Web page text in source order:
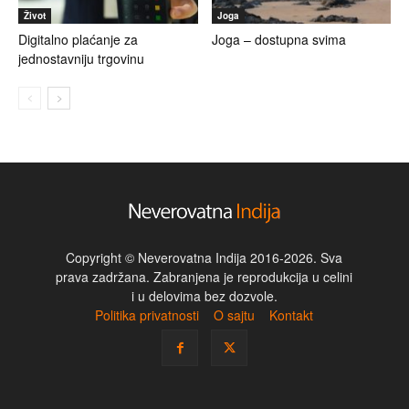
Život
Digitalno plaćanje za
jednostavniju trgovinu
Joga
Joga – dostupna svima
Copyright © Neverovatna Indija 2016-2026. Sva
prava zadržana. Zabranjena je reprodukcija u celini
i u delovima bez dozvole.
Politika privatnosti
O sajtu Kontakt